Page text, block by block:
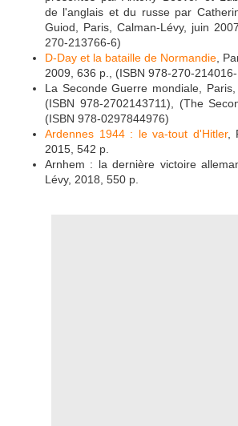
de l'anglais et du russe par
Guiod, Paris, Calman-Lévy, juin
270-213766-6)
D-Day et la bataille de Normandie ,
2009, 636 p., (ISBN 978-270-
La Seconde Guerre mondiale,
(ISBN 978-2702143711), (The
(ISBN 978-0297844976)
Ardennes 1944 : le va-tout d'Hitler,
2015, 542 p.
Arnhem : la dernière victoire
Lévy, 2018, 550 p.